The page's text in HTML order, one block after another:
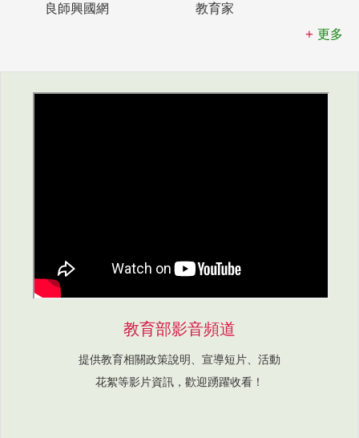
良師興國網
教育家
更多
教育部影音頻道
提供教育相關政策說明、宣導短片、活動
花絮等影片資訊，歡迎踴躍收看！